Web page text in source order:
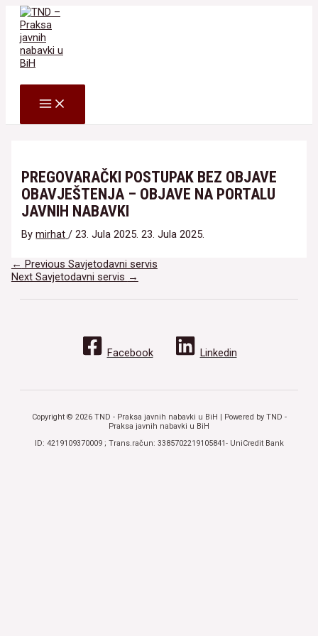
Skip
content
MAIN
MENU
PREGOVARAČKI POSTUPAK BEZ OBJAVE
OBAVJEŠTENJA – OBJAVE NA PORTALU
JAVNIH NABAVKI
Bymirhat /23. Jula 2025. 23. Jula 2025.
Navigacija
članaka
← Previous Savjetodavni servis
Next Savjetodavni servis →
Facebook Linkedin
Copyright © 2026 TND - Praksa javnih nabavki u BiH | Powered by TND -
Praksa javnih nabavki u BiH
ID: 4219109370009 ; Trans.račun: 3385702219105841- UniCredit Bank